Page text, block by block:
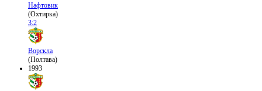
Нафтовик
(Охтирка)
3:2
Ворскла
(Полтава)
1993